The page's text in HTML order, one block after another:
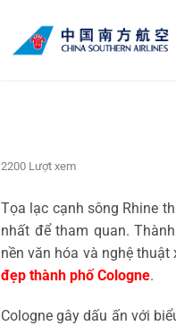
2200 Lượt xem
Tọa lạc cạnh sông Rhine
nhất để tham quan.
nền văn hóa và nghệ thuật
đẹp thành phố Cologne.
Cologne gây dấu ấn với